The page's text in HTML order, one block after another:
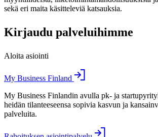
sekä eri maita käsitteleviä katsauksia.
Kirjaudu palveluihimme
Aloita asiointi
My Business Finland
My Business Finlandin avulla pk- ja
heidän tilanteeseensa sopivia kasvun ja
palveluita.